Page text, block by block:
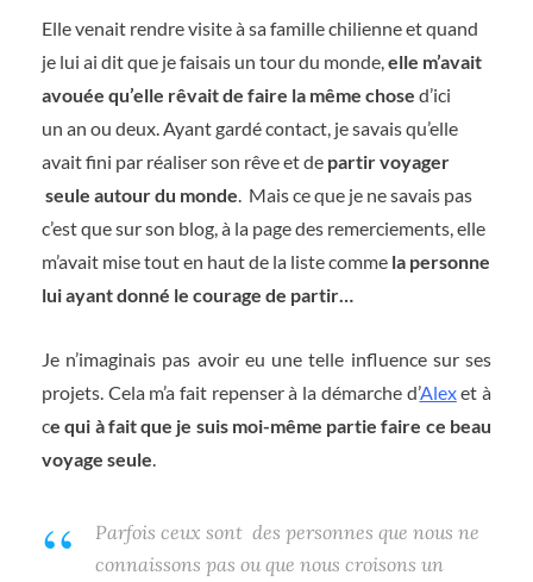
Elle venait rendre visite à sa famille chilienne et quand
je lui ai dit que je faisais un tour du monde, elle m’avait
avouée qu’elle rêvait de faire la même chose d’ici
un an ou deux. Ayant gardé contact, je savais qu’elle
avait fini par réaliser son rêve et de partir voyager
seule autour du monde . Mais ce que je ne savais pas
c’est que sur son blog, à la page des remerciements, elle
m’avait mise tout en haut de la liste comme la personne
lui ayant donné le courage de partir…
Je n’imaginais pas avoir eu une telle influence sur ses
projets. Cela m’a fait repenser à la démarche d’Alexet à
ce qui à fait que je suis moi-même partie faire ce beau
voyage seule
Parfois ceux sont des personnes que nous ne
connaissons pas ou que nous croisons un